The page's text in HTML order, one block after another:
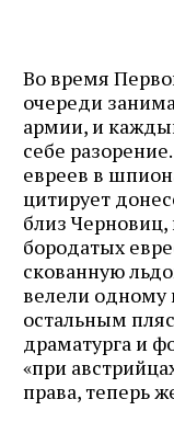
Во время
очереди
армии, и
себе
евреев в
цитирует
близ Черновиц,
бородатых
скованную
велели одному
остальным
драматурга и
«при
права, теперь